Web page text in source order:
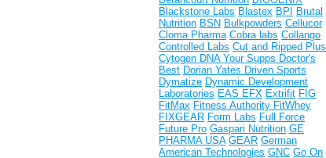
Blackstone Labs Blastex BPI
Brutal
Nutrition BSN Bulkpowders Cellucor
Cloma Pharma Cobra labs Collango
Controlled Labs Cut and Ripped Plus
Cytogen DNA Your Supps Doctor's
Best Dorian Yates Driven Sports
Dymatize Dynamic Development
Laboratories EAS EFX Extrifit FIG
FitMax Fitness Authority FitWhey
FIXGEAR Form Labs Full Force
Future Pro Gaspari Nutrition GE
PHARMA USA GEAR German
American Technologies GNC Go On